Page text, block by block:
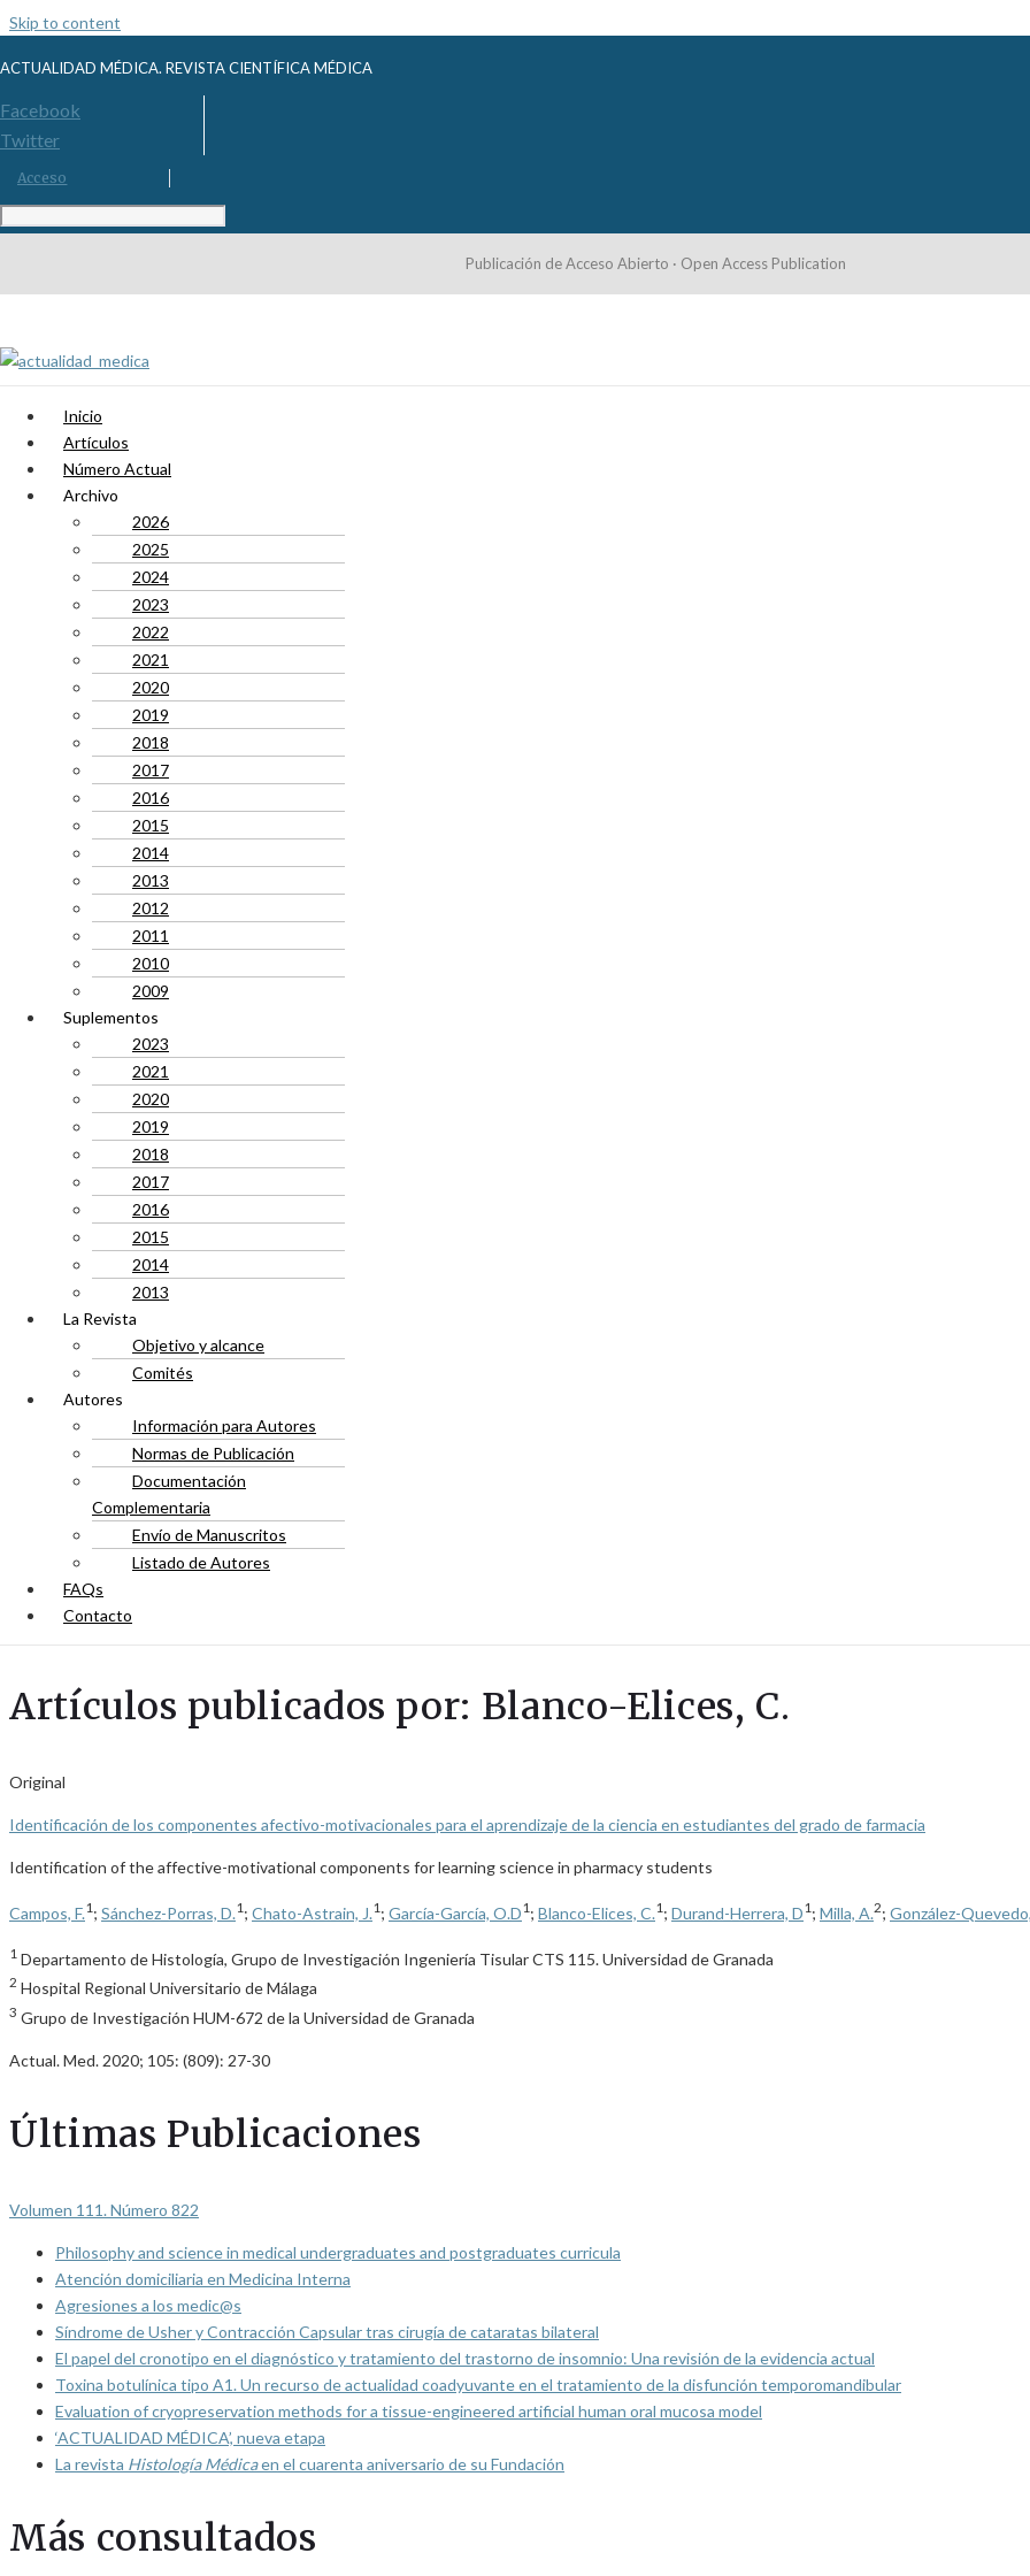
Skip to content
ACTUALIDAD MÉDICA. REVISTA CIENTÍFICA MÉDICA
Facebook
Twitter
Acceso
Publicación de Acceso Abierto · Open Access Publication
Inicio
Artículos
Número Actual
Archivo
2026
2025
2024
2023
2022
2021
2020
2019
2018
2017
2016
2015
2014
2013
2012
2011
2010
2009
Suplementos
2023
2021
2020
2019
2018
2017
2016
2015
2014
2013
La Revista
Objetivo y alcance
Comités
Autores
Información para Autores
Normas de Publicación
Documentación
Complementaria
Envío de Manuscritos
Listado de Autores
FAQs
Contacto
Artículos publicados por: Blanco-Elices, C.
Original
Identificación de los componentes afectivo-motivacionales para el aprendizaje de la ciencia en estudiantes del grado de farmacia
Identification of the affective-motivational components for learning science in pharmacy students
Campos, F.1 ; Sánchez-Porras, D.1 ; Chato-Astrain, J.1 ; García-García, O.D1 ; Blanco-Elices, C.1 ; Durand-Herrera, D1 ; Milla, A.2; González-
1 Departamento de Histología, Grupo de Investigación Ingeniería Tisular CTS 115. Universidad de Granada
2 Hospital Regional Universitario de Málaga
3 Grupo de Investigación HUM-672 de la Universidad de Granada
Actual. Med. 2020; 105: (809): 27-30
Últimas Publicaciones
Volumen 111. Número 822
Philosophy and science in medical undergraduates and postgraduates curricula
Atención domiciliaria en Medicina Interna
Agresiones a los medic@s
Síndrome de Usher y Contracción Capsular tras cirugía de cataratas bilateral
El papel del cronotipo en el diagnóstico y tratamiento del trastorno de insomnio: Una revisión de la evidencia actual
Toxina botulínica tipo A1. Un recurso de actualidad coadyuvante en el tratamiento de la disfunción temporomandibular
Evaluation of cryopreservation methods for a tissue-engineered artificial human oral mucosa model
‘ACTUALIDAD MÉDICA’, nueva etapa
La revista Histología Médicaen el cuarenta aniversario de su Fundación
Más consultados